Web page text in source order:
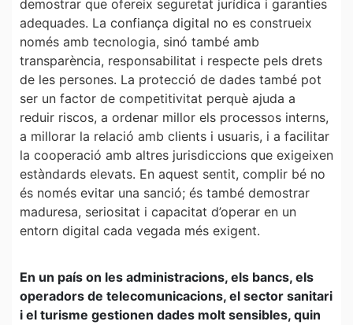
demostrar que ofereix seguretat jurídica i garanties
adequades. La confiança digital no es construeix
només amb tecnologia, sinó també amb
transparència, responsabilitat i respecte pels drets
de les persones. La protecció de dades també pot
ser un factor de competitivitat perquè ajuda a
reduir riscos, a ordenar millor els processos interns,
a millorar la relació amb clients i usuaris, i a facilitar
la cooperació amb altres jurisdiccions que exigeixen
estàndards elevats. En aquest sentit, complir bé no
és només evitar una sanció; és també demostrar
maduresa, seriositat i capacitat d’operar en un
entorn digital cada vegada més exigent.
En un país on les administracions, els bancs, els
operadors de telecomunicacions, el sector sanitari
i el turisme gestionen dades molt sensibles, quin